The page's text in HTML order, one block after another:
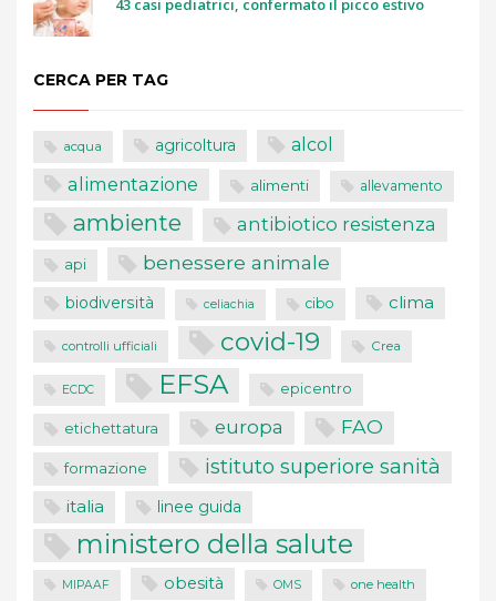
43 casi pediatrici, confermato il picco estivo
CERCA PER TAG
acqua agricoltura alcol
alimentazione alimenti allevamento
ambiente antibiotico resistenza
api benessere animale
biodiversità celiachia cibo clima
controlli ufficiali covid-19 Crea
ECDC EFSA epicentro
etichettatura europa FAO
formazione istituto superiore sanità
italia linee guida
ministero della salute
MIPAAF obesità OMS one health